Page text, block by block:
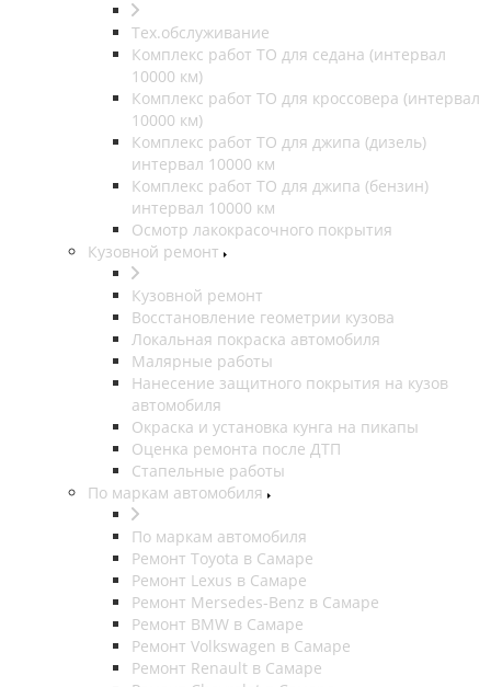
Тех.обслуживание
Комплекс работ ТО для седана (интервал
10000 км)
Комплекс работ ТО для кроссовера (интервал
10000 км)
Комплекс работ ТО для джипа (дизель)
интервал 10000 км
Комплекс работ ТО для джипа (бензин)
интервал 10000 км
Осмотр лакокрасочного покрытия
Кузовной ремонт
Кузовной ремонт
Восстановление геометрии кузова
Локальная покраска автомобиля
Малярные работы
Нанесение защитного покрытия на кузов
автомобиля
Окраска и установка кунга на пикапы
Оценка ремонта после ДТП
Стапельные работы
По маркам автомобиля
По маркам автомобиля
Ремонт Toyota в Самаре
Ремонт Lexus в Самаре
Ремонт Mersedes-Benz в Самаре
Ремонт BMW в Самаре
Ремонт Volkswagen в Самаре
Ремонт Renault в Самаре